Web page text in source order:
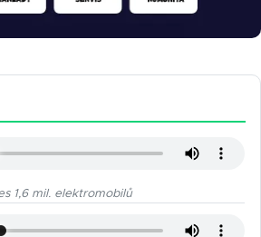
1,6 mil. elektromobilů